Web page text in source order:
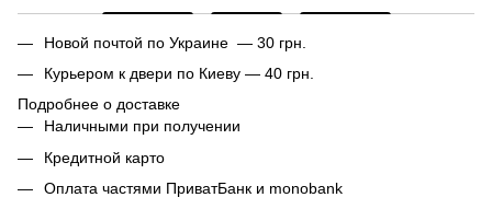
Новой почтой по Украине — 30 грн.
Курьером к двери по Киеву — 40 грн.
Подробнее о доставке
Наличными при получении
Кредитной карто
Оплата частями ПриватБанк и monobank